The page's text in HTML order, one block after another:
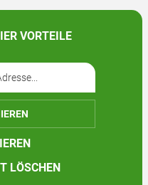
VORTEILE
LÖSCHEN